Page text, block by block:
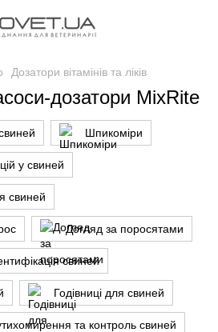
Дозатори вітамінів та ліків
дозатори MixRite
Шпикоміри
у свиней
свиней
Догляд за поросятами
свиней
Годівниці для свиней
та контроль свиней